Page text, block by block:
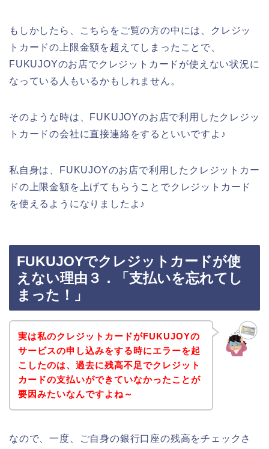
もしかしたら、こちらをご覧の方の中には、クレジッ
トカードの上限金額を超えてしまったことで、
FUKUJOYのお店でクレジットカードが使えない状況に
なっている人もいるかもしれません。
そのような時は、FUKUJOYのお店で利用したクレジッ
トカードの会社に直接連絡をするといいですよ♪
私自身は、FUKUJOYのお店で利用したクレジットカー
ドの上限金額を上げてもらうことでクレジットカード
を使えるようになりましたよ♪
FUKUJOYでクレジットカードが使
えない理由３．「支払いを忘れてし
まった！」
実は私のクレジットカードがFUKUJOYの
サービスの申し込みをする時にエラーを起
こしたのは、過去に残高不足でクレジット
カードの支払いができていなかったことが
要因みたいなんですよね～
なので、一度、ご自身の銀行口座の残高をチェックさ